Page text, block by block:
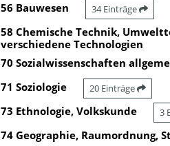
56 Bauwesen 34 Einträge
58 Chemische Technik,
verschiedene Technologien
70 Sozialwissenschaften
71 Soziologie 20 Einträge
73 Ethnologie, Volkskunde 3
74 Geographie, Raumordnung,